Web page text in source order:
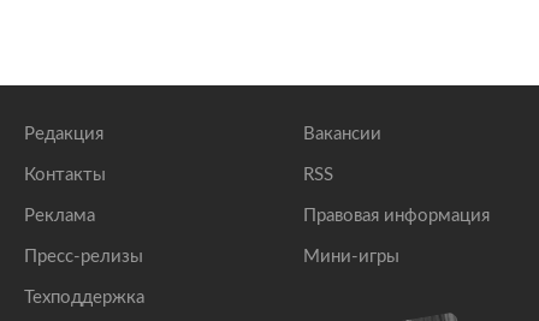
Редакция
Контакты
Реклама
Пресс-релизы
Техподдержка
Вакансии
RSS
Правовая информация
Мини-игры